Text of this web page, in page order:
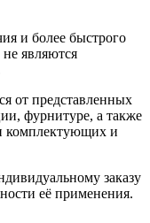
и более быстрого
не являются
от представленных
фурнитуре, а также
комплектующих и
заказу
её применения.